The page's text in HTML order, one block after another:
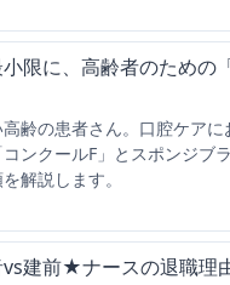
限に、高齢者のための
齢の患者さん。口腔ケア
ンクールF」とスポンジブ
解説します。
建前★ナースの退職理